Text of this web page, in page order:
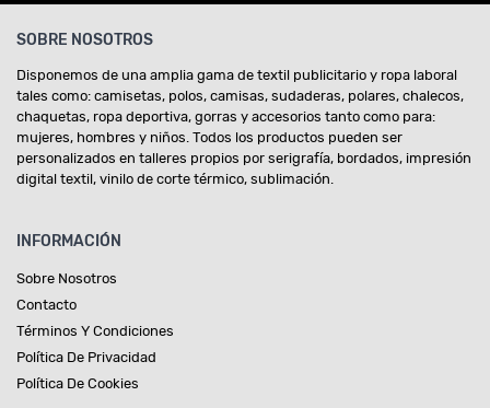
SOBRE NOSOTROS
Disponemos de una amplia gama de textil publicitario y ropa laboral
tales como: camisetas, polos, camisas, sudaderas, polares, chalecos,
chaquetas, ropa deportiva, gorras y accesorios tanto como para:
mujeres, hombres y niños. Todos los productos pueden ser
personalizados en talleres propios por serigrafía, bordados, impresión
digital textil, vinilo de corte térmico, sublimación.
INFORMACIÓN
Sobre Nosotros
Contacto
Términos Y Condiciones
Política De Privacidad
Política De Cookies